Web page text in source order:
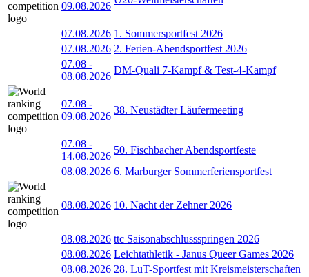
09.08.2026
07.08.2026 1. Sommersportfest 2026
07.08.2026 2. Ferien-Abendsportfest 2026
07.08 -
08.08.2026
DM-Quali 7-Kampf & Test-4-Kampf
07.08 -
09.08.2026
38. Neustädter Läufermeeting
07.08 -
14.08.2026
50. Fischbacher Abendsportfeste
08.08.2026 6. Marburger Sommerferiensportfest
08.08.2026 10. Nacht der Zehner 2026
08.08.2026 ttc Saisonabschlussspringen 2026
08.08.2026 Leichtathletik - Janus Queer Games 2026
08.08.2026 28. LuT-Sportfest mit Kreismeisterschaften